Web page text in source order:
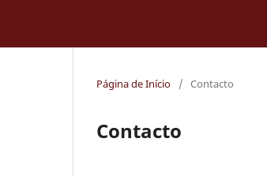
Página de Início / Contacto
Contacto